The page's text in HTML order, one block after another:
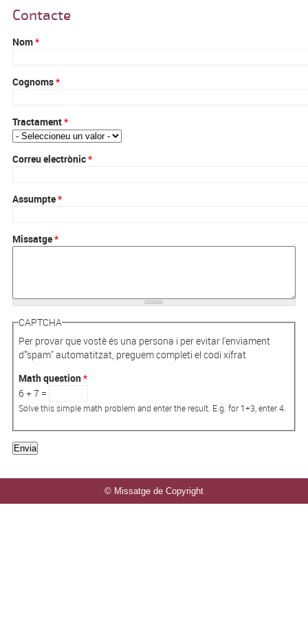
Contacte
Nom*
Cognoms*
Tractament*
Correu electrònic*
Assumpte*
Missatge*
CAPTCHA
Per provar que vostè és una persona i per evitar l'enviament
d'"spam" automatitzat, preguem completi el codi xifrat
Math question*
6 + 7 =
Solve this simple math problem and enter the result. E.g. for 1+3, enter 4.
© Missatge de Copyright